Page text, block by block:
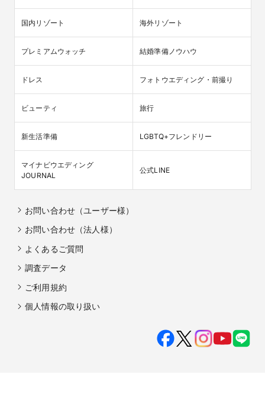
国内リゾート 海外リゾート
プレミアムウォッチ 結婚準備ノウハウ
ドレス フォトウエディング・前撮り
ビューティ 旅行
新生活準備 LGBTQ+フレンドリー
マイナビウエディング
JOURNAL
公式LINE
お問い合わせ（ユーザー様）
お問い合わせ（法人様）
よくあるご質問
調査データ
ご利用規約
個人情報の取り扱い